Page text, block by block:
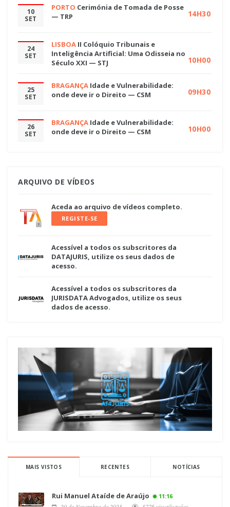
10
SET
PORTO Cerimónia de Tomada de Posse
— TRP
14H30
24
SET
LISBOA II Colóquio Tribunais e
Inteligência Artificial: Uma Odisseia no
Século XXI — STJ
10H00
25
SET
BRAGANÇA Idade e Vulnerabilidade:
onde deve ir o Direito — CSM
09H30
26
SET
BRAGANÇA Idade e Vulnerabilidade:
onde deve ir o Direito — CSM
10H00
ARQUIVO DE VÍDEOS
Aceda ao arquivo de vídeos completo.
REGISTE-SE
Acessível a todos os subscritores da
DATAJURIS, utilize os seus dados de
acesso.
Acessível a todos os subscritores da
JURISDATA Advogados, utilize os seus
dados de acesso.
MAIS VISTOS RECENTES NOTÍCIAS
Rui Manuel Ataíde de Araújo 11:16